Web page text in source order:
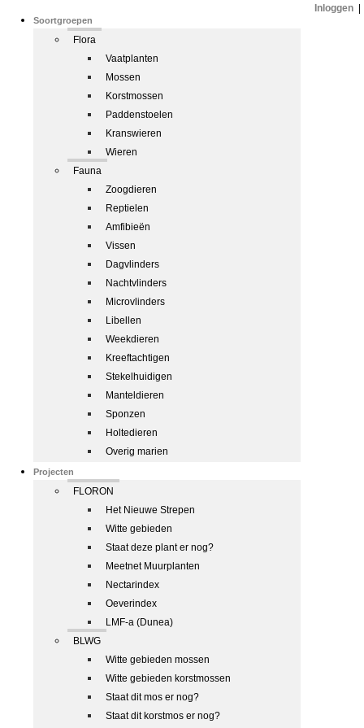
Soortgroepen
Flora
Vaatplanten
Mossen
Korstmossen
Paddenstoelen
Kranswieren
Wieren
Fauna
Zoogdieren
Reptielen
Amfibieën
Vissen
Dagvlinders
Nachtvlinders
Microvlinders
Libellen
Weekdieren
Kreeftachtigen
Stekelhuidigen
Manteldieren
Sponzen
Holtedieren
Overig marien
Projecten
FLORON
Het Nieuwe Strepen
Witte gebieden
Staat deze plant er nog?
Meetnet Muurplanten
Nectarindex
Oeverindex
LMF-a (Dunea)
BLWG
Witte gebieden mossen
Witte gebieden korstmossen
Staat dit mos er nog?
Staat dit korstmos er nog?
Inloggen